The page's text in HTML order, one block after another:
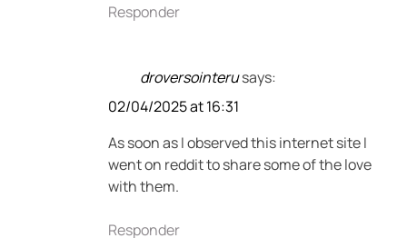
Responder
droversointerusays:
02/04/2025 at 16:31
As soon as I observed this internet site I
went on reddit to share some of the love
with them.
Responder